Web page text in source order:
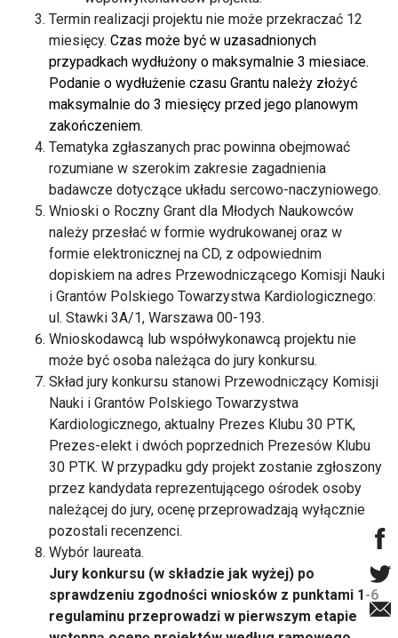
Termin realizacji projektu nie może przekraczać 12
miesięcy. Czas może być w uzasadnionych
przypadkach wydłużony o maksymalnie 3 miesiace.
Podanie o wydłużenie czasu Grantu należy złożyć
maksymalnie do 3 miesięcy przed jego planowym
zakończeniem.
Tematyka zgłaszanych prac powinna obejmować
rozumiane w szerokim zakresie zagadnienia
badawcze dotyczące układu sercowo-naczyniowego.
Wnioski o Roczny Grant dla Młodych Naukowców
należy przesłać w formie wydrukowanej oraz w
formie elektronicznej na CD, z odpowiednim
dopiskiem na adres Przewodniczącego Komisji Nauki
i Grantów Polskiego Towarzystwa Kardiologicznego:
ul. Stawki 3A/1, Warszawa 00-193.
Wnioskodawcą lub współwykonawcą projektu nie
może być osoba należąca do jury konkursu.
Skład jury konkursu stanowi Przewodniczący Komisji
Nauki i Grantów Polskiego Towarzystwa
Kardiologicznego, aktualny Prezes Klubu 30 PTK,
Prezes-elekt i dwóch poprzednich Prezesów Klubu
30 PTK. W przypadku gdy projekt zostanie zgłoszony
przez kandydata reprezentującego ośrodek osoby
należącej do jury, ocenę przeprowadzają wyłącznie
pozostali recenzenci.
Wybór laureata.
Jury konkursu (w składzie jak wyżej) po
sprawdzeniu zgodności wniosków z punktami 1-6
regulaminu przeprowadzi w pierwszym etapie